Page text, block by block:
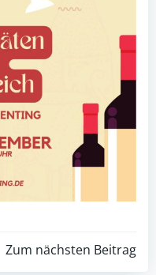
Post
Zum nächsten Beitrag